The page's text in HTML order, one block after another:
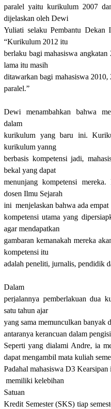
paralel yaitu kurikulum 2007
dijelaskan oleh Dewi
Yuliati selaku Pembantu Dekan I
“Kurikulum 2012 itu
berlaku bagi mahasiswa
lama itu masih
ditawarkan bagi mahasiswa
paralel.”
Dewi menambahkan bahwa
dalam
kurikulum yang baru ini.
kurikulum yanng
berbasis kompetensi jadi,
bekal yang dapat
menunjang kompetensi
dosen Ilmu Sejarah
ini menjelaskan bahwa ada empat
kompetensi utama yang
agar mendapatkan
gambaran kemanakah mereka
kompetensi itu
adalah peneliti, jurnalis, pendidik
Dalam
perjalannya pemberlakuan dua
satu tahun ajar
yang sama memunculkan banyak
antaranya kerancuan dalam
Seperti yang dialami Andre, ia
dapat mengambil mata kuliah
Padahal mahasiswa D3 Kearsipan
memiliki kelebihan
Satuan
Kredit Semester (SKS) tiap